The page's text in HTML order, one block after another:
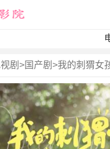
剧 >国产剧 >我的刺猬女